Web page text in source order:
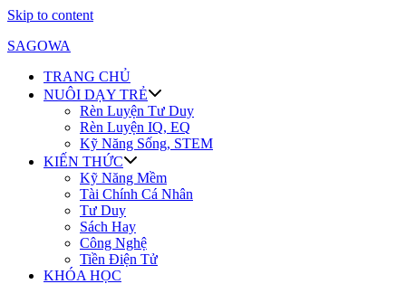
Skip to content
SAGOWA
TRANG CHỦ
NUÔI DẠY TRẺ
Rèn Luyện Tư Duy
Rèn Luyện IQ, EQ
Kỹ Năng Sống, STEM
KIẾN THỨC
Kỹ Năng Mềm
Tài Chính Cá Nhân
Tư Duy
Sách Hay
Công Nghệ
Tiền Điện Tử
KHÓA HỌC